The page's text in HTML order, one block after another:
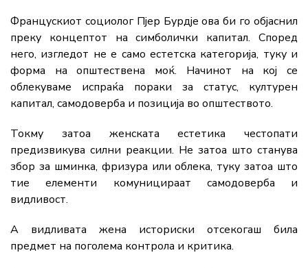
Францускиот социолог Пјер Бурдје ова би го објаснил
преку концептот на симболички капитал. Според
него, изгледот не е само естетска категорија, туку и
форма на општествена моќ. Начинот на кој се
облекуваме испраќа пораки за статус, културен
капитал, самодоверба и позиција во општеството.
Токму затоа женската естетика честопати
предизвикува силни реакции. Не затоа што станува
збор за шминка, фризура или облека, туку затоа што
тие елементи комуницираат самодоверба и
видливост.
А видливата жена историски отсекогаш била
предмет на поголема контрола и критика.